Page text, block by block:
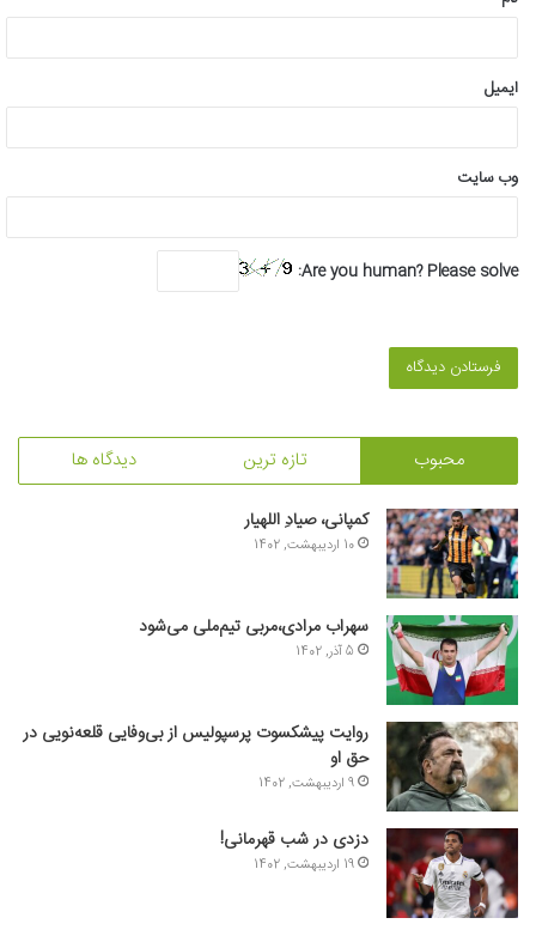
ایمیل
وب‌ سایت
Are you human? Please solve:
محبوب تازه ترین دیدگاه ها
کمپانی، صیادِ اللهیار
10 اردیبهشت, 1402
سهراب مرادی،مربی تیم‌ملی می‌شود
5 آذر, 1402
روایت پیشکسوت پرسپولیس از بی‌وفایی قلعه‌نویی در
حق او
9 اردیبهشت, 1402
دزدی در شب قهرمانی!
19 اردیبهشت, 1402